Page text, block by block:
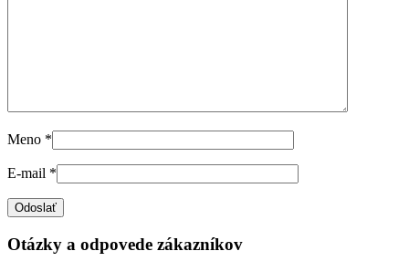
Meno *
E-mail *
Otázky a odpovede zákazníkov